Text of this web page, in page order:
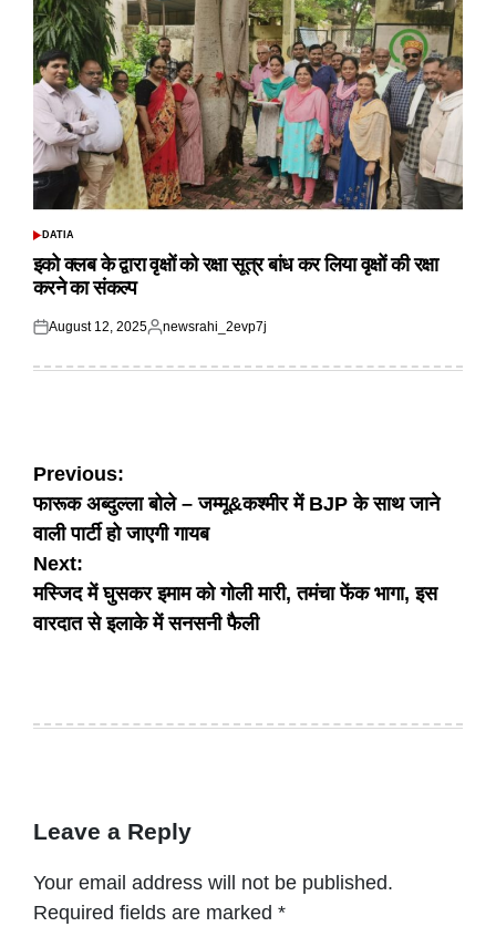
POSTED
DATIA
इको क्लब के द्वारा वृक्षों को रक्षा सूत्र बांध कर लिया वृक्षों की रक्षा
करने का संकल्प
Posted
August 12, 2025
Posted
newsrahi_2evp7j
Post
navigation
Previous:
फारूक अब्दुल्ला बोले – जम्मू&कश्मीर में BJP के साथ जाने
वाली पार्टी हो जाएगी गायब
Next:
मस्जिद में घुसकर इमाम को गोली मारी, तमंचा फेंक भागा, इस
वारदात से इलाके में सनसनी फैली
Leave a Reply
Your email address will not be published.
Required fields are marked *